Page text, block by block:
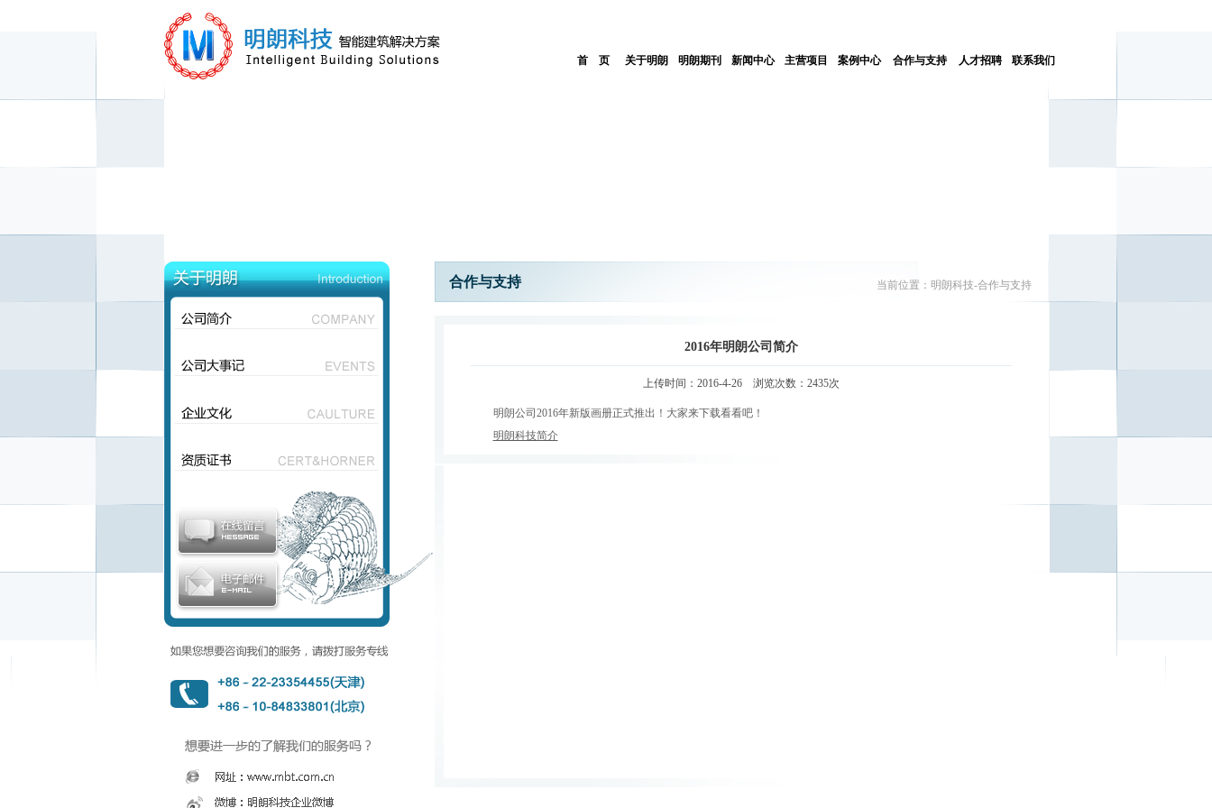
首 页 关于明朗 明朗期刊 新闻中心 主营项目 案例中心 合作与支持 人才招聘 联系我们
合作与支持 当前位置：明朗科技-合作与支持
2016年明朗公司简介
上传时间：2016-4-26 浏览次数：2435次
明朗公司2016年新版画册正式推出！大家来下载看看吧！
明朗科技简介